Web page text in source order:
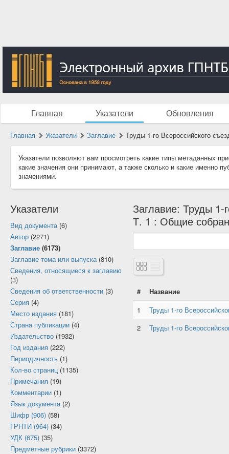
Главная Указатели Обновления
Главная Указатели Заглавие Труды 1-го Всероссийского
Указатели позволяют вам просмотреть какие типы метаданных
какие значения они принимают, а также сколько и какие именно
значениями.
Указатели
Вид документа(6)
Автор (2271)
Заглавие (6173)
Заглавие тома или выпуска(810)
Сведения, относящиеся к заглавию
(3)
Сведения об ответственности (3)
Серия (4)
Место издания (181)
Страна публикации (4)
Издательство (1932)
Год издания (222)
Периодичность (1)
Кол-во страниц (1135)
Примечания (19)
Комментарии (1)
Язык документа(2)
Шифр (906) (58)
ГРНТИ (964) (34)
УДК (675) (35)
Предметные рубрики (3372)
Заглавие: Труды 1-
Т. 1 : Общие
#
Название
1
Труды 1-го
2
Труды 1-го